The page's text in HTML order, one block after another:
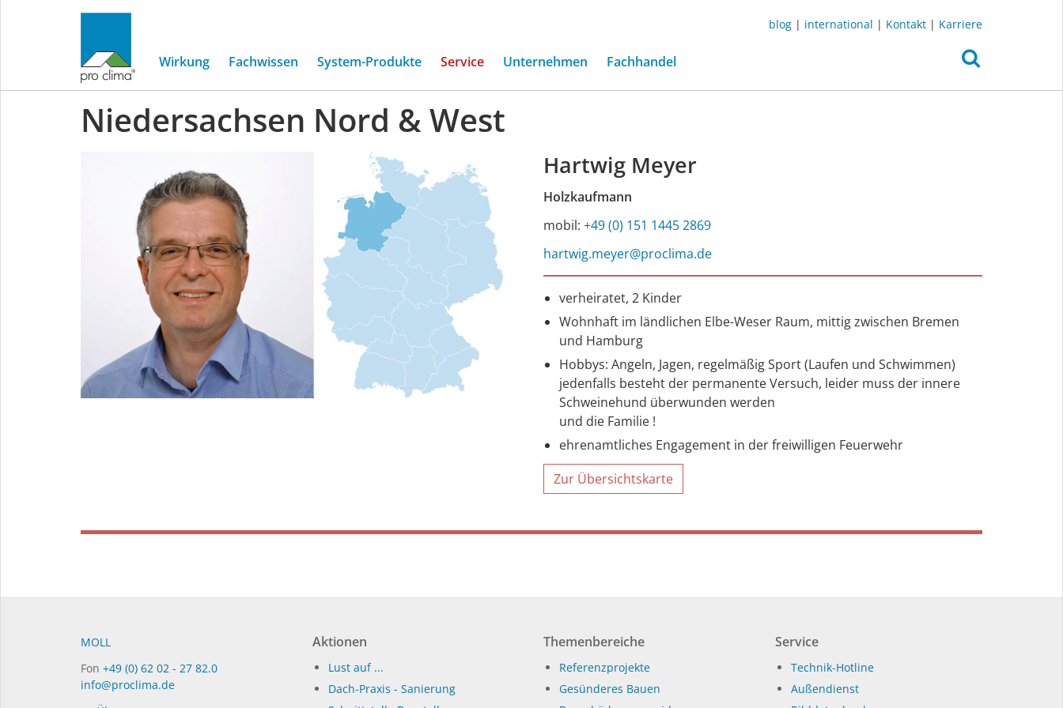
blog | international | Kontakt | Karriere
Wirkung Fachwissen System-Produkte Service Unternehmen Fachhandel
Niedersachsen Nord & West
Hartwig Meyer
Holzkaufmann
mobil: +49 (0) 151 1445 2869
hartwig.meyer@proclima.de
verheiratet, 2 Kinder
Wohnhaft im ländlichen Elbe-Weser Raum, mittig zwischen Bremen
und Hamburg
Hobbys: Angeln, Jagen, regelmäßig Sport (Laufen und Schwimmen)
jedenfalls besteht der permanente Versuch, leider muss der innere
Schweinehund überwunden werden
und die Familie !
ehrenamtliches Engagement in der freiwilligen Feuerwehr
Zur Übersichtskarte
MOLL
Fon +49 (0) 62 02 - 27 82.0
info@proclima.de
Aktionen
Lust auf ...
Dach-Praxis - Sanierung
Themenbereiche
Referenzprojekte
Gesünderes Bauen
Service
Technik-Hotline
Außendienst